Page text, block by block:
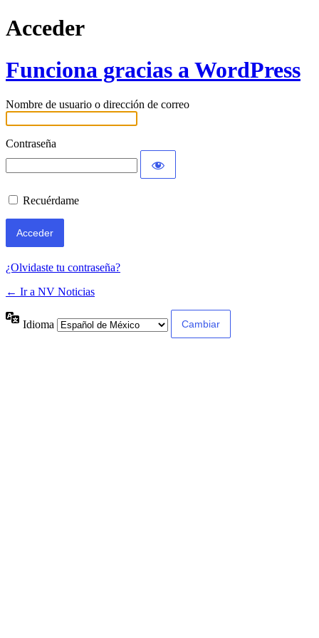
Acceder
Funciona gracias a WordPress
Nombre de usuario o dirección de correo
Contraseña
Recuérdame
¿Olvidaste tu contraseña?
← Ir a NV Noticias
Idioma